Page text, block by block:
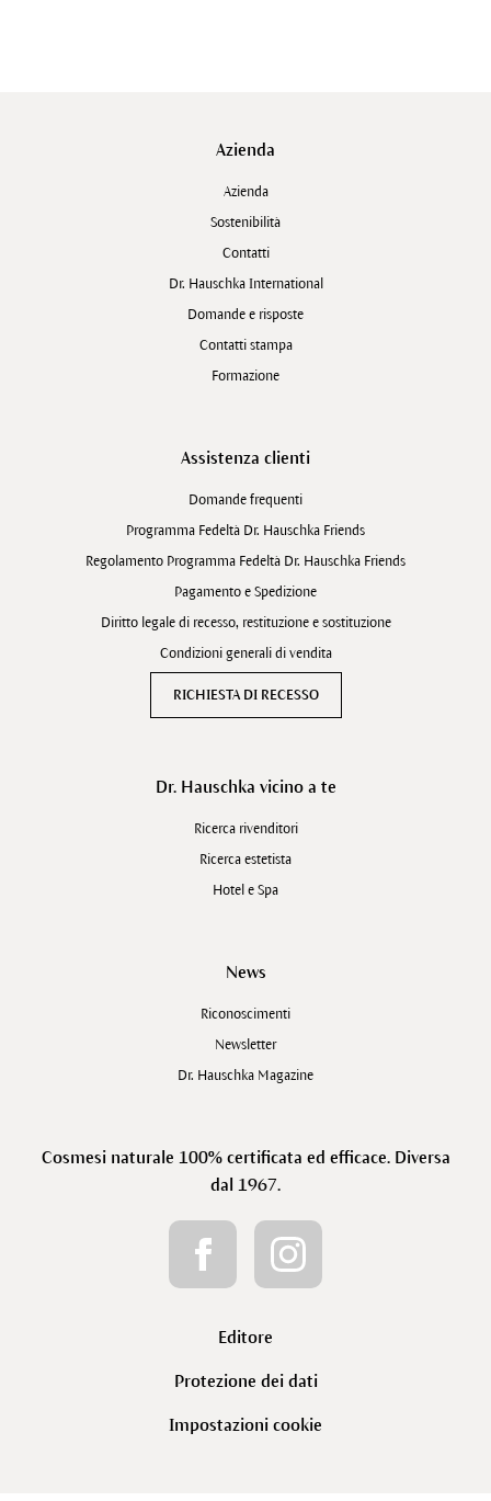
Azienda
Azienda
Sostenibilità
Contatti
Dr. Hauschka International
Domande e risposte
Contatti stampa
Formazione
Assistenza clienti
Domande frequenti
Programma Fedeltà Dr. Hauschka Friends
Regolamento Programma Fedeltà Dr. Hauschka Friends
Pagamento e Spedizione
Diritto legale di recesso, restituzione e sostituzione
Condizioni generali di vendita
RICHIESTA DI RECESSO
Dr. Hauschka vicino a te
Ricerca rivenditori
Ricerca estetista
Hotel e Spa
News
Riconoscimenti
Newsletter
Dr. Hauschka Magazine
Cosmesi naturale 100% certificata ed efficace. Diversa
dal 1967.
Editore
Protezione dei dati
Impostazioni cookie